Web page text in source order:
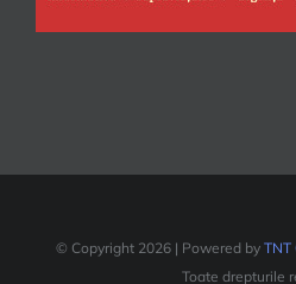
© Copyright 2026 | Powered by TNT
Toate drepturile